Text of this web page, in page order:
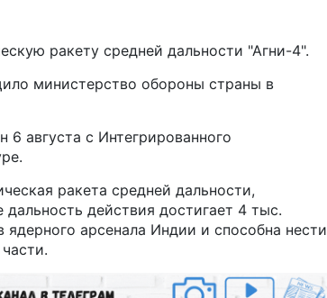
ракету средней дальности "Агни-4".
министерство обороны страны в
августа с Интегрированного
ракета средней дальности,
действия достигает 4 тыс.
арсенала Индии и способна нести